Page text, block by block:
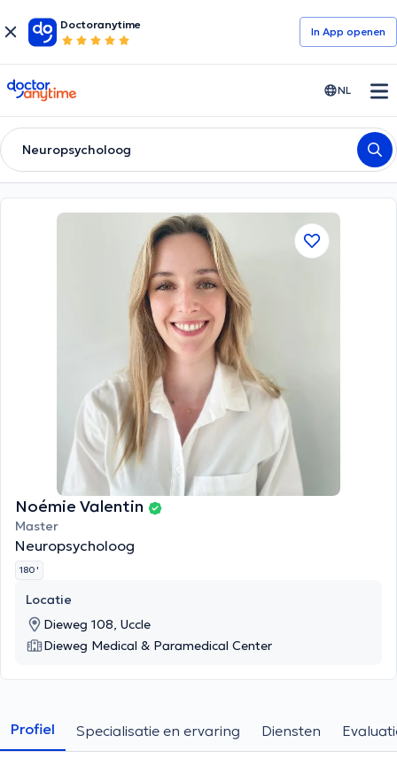
Doctoranytime
In App openen
doctoranytime NL
Neuropsycholoog
Noémie Valentin
Master
Neuropsycholoog
180 '
Locatie
Dieweg 108, Uccle
Dieweg Medical & Paramedical Center
Profiel Specialisatie en ervaring Diensten